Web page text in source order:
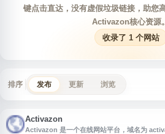
键点击直达，没有虚假垃圾链接，助您
Activazon核心资源。
收录了 1 个网站
排序 发布 更新 浏览
Activazon
Activazon 是一个在线网站平台，域名为